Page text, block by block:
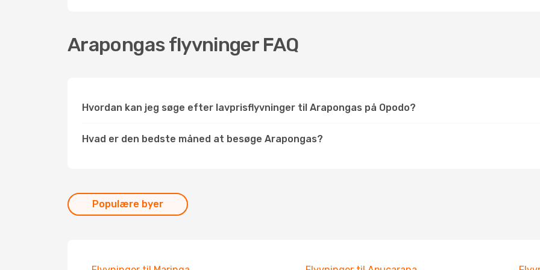
Arapongas flyvninger FAQ
Hvordan kan jeg søge efter lavprisflyvninger til Arapongas på Opodo?
Hvad er den bedste måned at besøge Arapongas?
Populære byer